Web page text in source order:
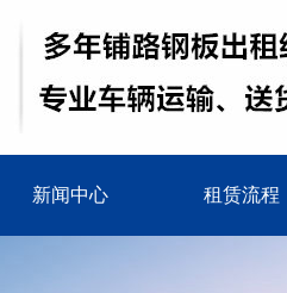
新闻中心 租赁流程